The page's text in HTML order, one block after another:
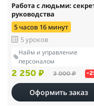
Работа с людьми:
руководства
5 часов 16 минут
5 уроков
Найм и управление
персоналом
2 250 ₽ 3 000 ₽
Оформить заказ